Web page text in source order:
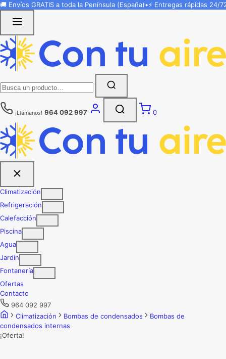
Saltar
contenido
🚚 Envíos GRATIS a toda la Península (España)•⚡ Entregas rápidas 24/
¡Llámanos! 964 092 997 0
Climatización
Refrigeración
Calefacción
Piscina
Agua
Jardín
Fontanería
Ofertas
Contacto
964 092 997
Climatización
Bombas de condensados
Bombas de
condensados internas
¡Oferta!